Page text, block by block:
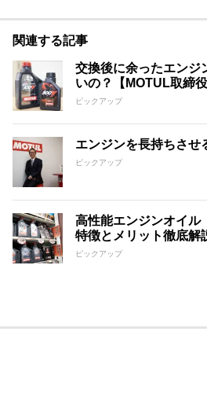
関連する記事
交換後に余ったエンジ
いの？【MOTUL取締役
ピックアップ
エンジンを長持ちさせ
ピックアップ
高性能エンジンオイル
特徴とメリット徹底解
ピックアップ